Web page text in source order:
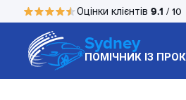
Оцінки клієнтів 9.1 / 10
Sydney
ПОМІЧНИК ІЗ